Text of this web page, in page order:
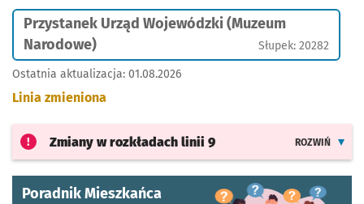
Przystanek Urząd Wojewódzki (Muzeum
Narodowe)
Słupek: 20282
Ostatnia aktualizacja: 01.08.2026
Linia zmieniona
Zmiany w rozkładach linii 9 ROZWIŃ
Poradnik Mieszkańca